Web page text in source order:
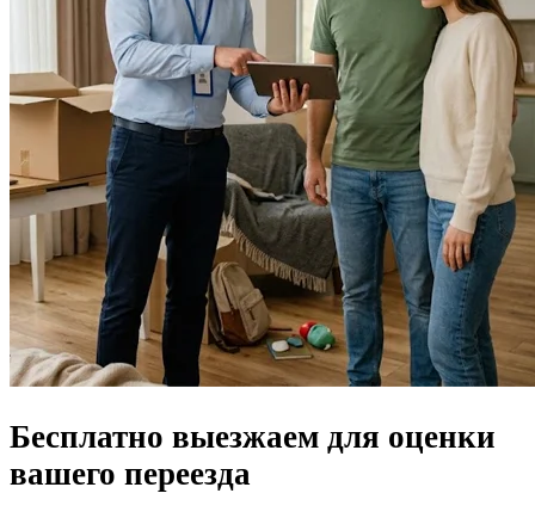
Бесплатно выезжаем для оценки
вашего переезда